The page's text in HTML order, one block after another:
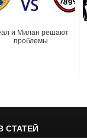
и Милан решают
проблемы
СТАТЕЙ